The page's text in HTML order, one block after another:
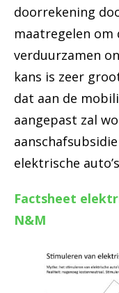
doorrekening
maatregelen
verduurzamen
kans is zeer
dat aan de
aangepast zal
elektrische
Factsheet
N&M